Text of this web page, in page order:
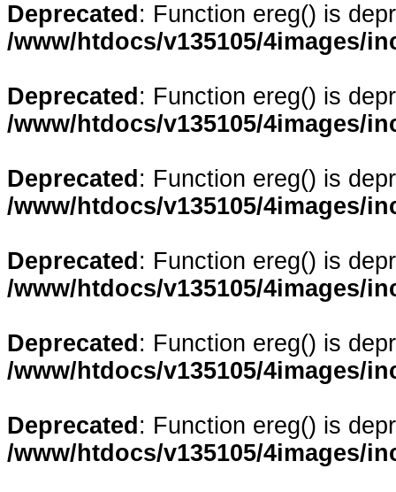
Deprecated : Function ereg() is
/www/htdocs/v135105/4images/
Deprecated : Function ereg() is
/www/htdocs/v135105/4images/
Deprecated : Function ereg() is
/www/htdocs/v135105/4images/
Deprecated : Function ereg() is
/www/htdocs/v135105/4images/
Deprecated : Function ereg() is
/www/htdocs/v135105/4images/
Deprecated : Function ereg() is
/www/htdocs/v135105/4images/